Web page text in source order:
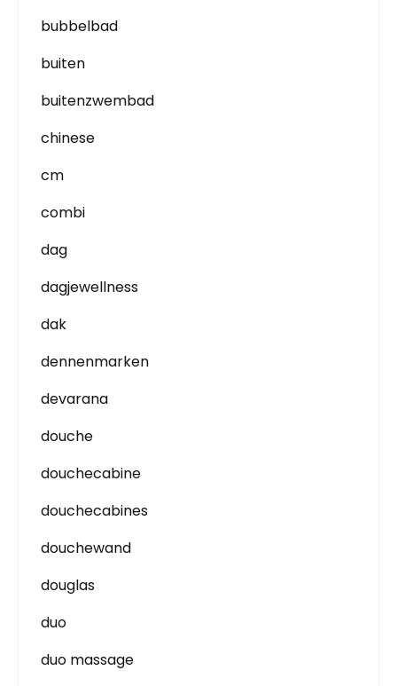
bubbelbad
buiten
buitenzwembad
chinese
cm
combi
dag
dagjewellness
dak
dennenmarken
devarana
douche
douchecabine
douchecabines
douchewand
douglas
duo
duo massage